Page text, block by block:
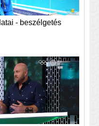
- beszélgetés